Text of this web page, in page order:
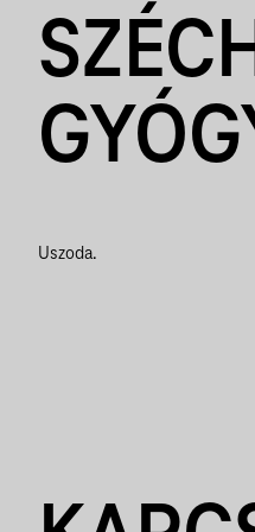
Uszoda.